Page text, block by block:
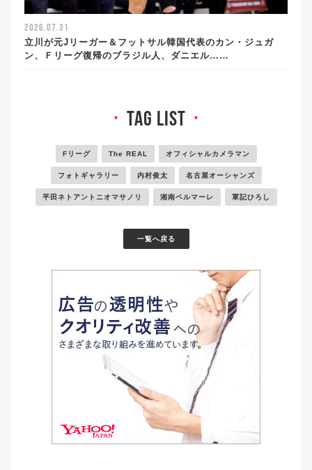
2026.07.31
立川が元Jリーガー＆フットサル韓国代表のカン・ジュガ
ン、Ｆリーグ復帰のブラジル人、ダニエル……
▼ tag list ▼
Fリーグ The REAL オフィシャルカメラマン
フォトギャラリー 内村俊太 名古屋オーシャンズ
平田ネトアントニオマサノリ 湘南ベルマーレ 軍記ひろし
一覧へ戻る